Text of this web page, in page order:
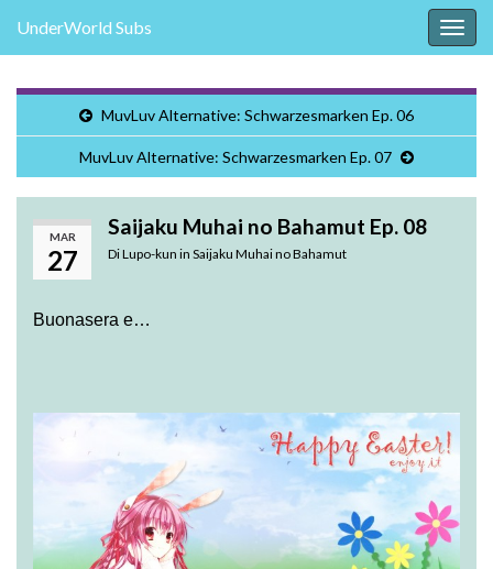
la
UnderWorld Subs
MuvLuv Alternative: Schwarzesmarken Ep. 06
MuvLuv Alternative: Schwarzesmarken Ep. 07
MAR
27
Saijaku Muhai no Bahamut Ep. 08
DiLupo-kun in Saijaku Muhai no Bahamut
Buonasera e…